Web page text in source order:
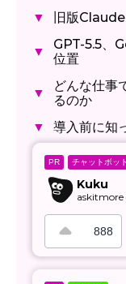
▼ 旧版
▼
GPT-5.5、
位置
▼
どんな仕事
るのか
▼ 導入前に知
PR チャットボット
Kuku
askitmore
888